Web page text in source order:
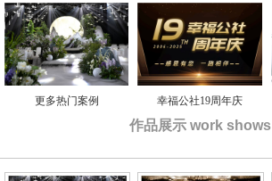
更多热门案例 幸福公社19周年庆
作品展示 work shows